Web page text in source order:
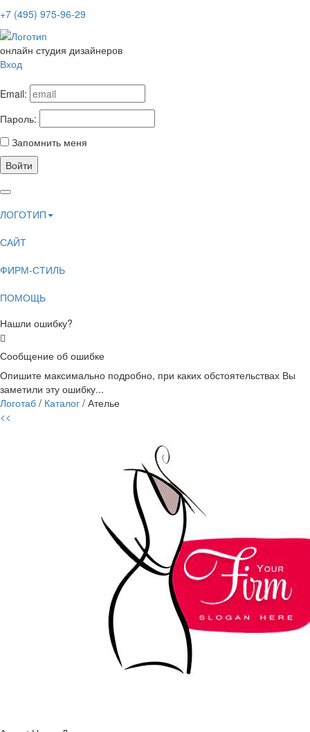
+7 (495) 975-96-29
онлайн студия дизайнеров
Вход
Email:
Пароль:
Запомнить меня
Войти
ЛОГОТИП
САЙТ
ФИРМ-СТИЛЬ
ПОМОЩЬ
Нашли ошибку?
Сообщение об ошибке
Опишите максимально подробно, при каких обстоятельствах Вы
заметили эту ошибку...
Логотаб / Каталог / Ателье
<<